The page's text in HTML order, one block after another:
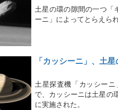
土星の環の隙間の一つ「
ーニ」によってとらえら
「カッシーニ」、土
土星探査機「カッシー
で、カッシーニは土星の
に実施された。